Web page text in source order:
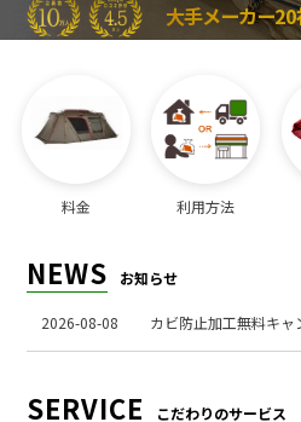
大手メーカー
料金 利用方法
NEWS お知らせ
2026-08-08 カビ防止加工無料キ
SERVICE こだわりのサービス